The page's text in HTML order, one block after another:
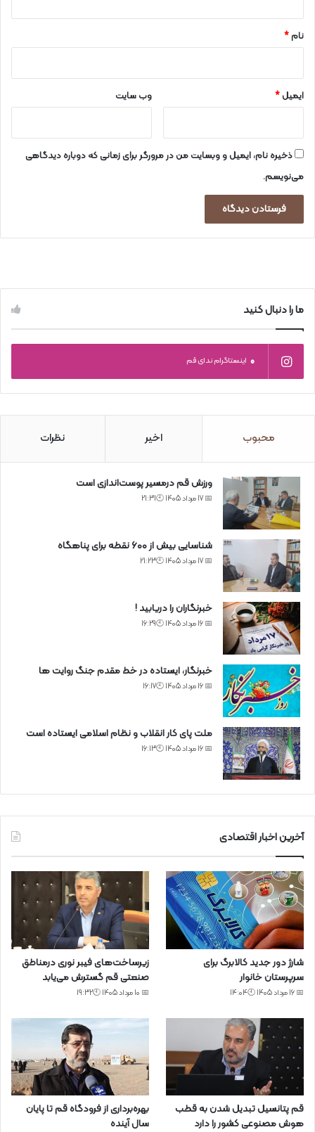
نام*
ایمیل* وب‌ سایت
ذخیره نام، ایمیل و وبسایت من در مرورگر برای زمانی که دوباره دیدگاهی
می‌نویسم.
ما را دنبال کنید
0 اینستاگرام ندای قم
محبوب اخیر نظرات
ورزش قم درمسیر پوست‌اندازی است
📅 17 مرداد 1405 🕙21:31
شناسایی بیش از ۶۰۰ نقطه برای پناهگاه
📅 17 مرداد 1405 🕙21:23
خبرنگاران را دریابید !
📅 16 مرداد 1405 🕙16:29
خبرنگار، ایستاده در خط مقدم جنگ روایت ها
📅 16 مرداد 1405 🕙16:17
ملت پای کار انقلاب و نظام اسلامی ایستاده است
📅 16 مرداد 1405 🕙16:13
آخرین اخبار اقتصادی
شارژ دور جدید کالابرگ برای
سرپرستان خانوار
📅 16 مرداد 1405 🕙14:04
زیرساخت‌های فیبر نوری درمناطق
صنعتی قم گسترش می‌یابد
📅 10 مرداد 1405 🕙19:32
قم پتانسیل تبدیل شدن به قطب
هوش مصنوعی کشور را دارد
بهره‌برداری از فرودگاه قم تا پایان
سال آینده